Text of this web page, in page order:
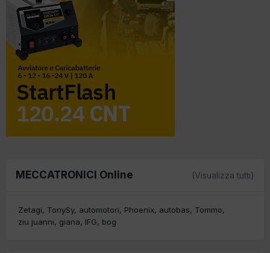
MECCATRONICI Online (Visualizza tutti)
Zetagi TonySy automotori Phoenix autobas
Tommo
ziu juanni
giana IFG bog